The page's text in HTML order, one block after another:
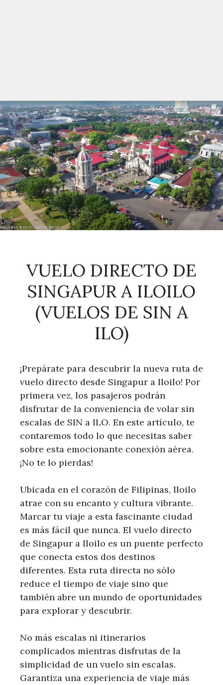
VUELO DIRECTO DE
SINGAPUR A ILOILO
(VUELOS DE SIN A
ILO)
¡Prepárate para descubrir la nueva ruta de
vuelo directo desde Singapur a Iloilo! Por
primera vez, los pasajeros podrán
disfrutar de la conveniencia de volar sin
escalas de SIN a ILO. En este artículo, te
contaremos todo lo que necesitas saber
sobre esta emocionante conexión aérea.
¡No te lo pierdas!
Ubicada en el corazón de Filipinas, Iloilo
atrae con su encanto y cultura vibrante.
Marcar tu viaje a esta fascinante ciudad
es más fácil que nunca. El vuelo directo
de Singapur a Iloilo es un puente perfecto
que conecta estos dos destinos
diferentes. Esta ruta directa no sólo
reduce el tiempo de viaje sino que
también abre un mundo de oportunidades
para explorar y descubrir.
No más escalas ni itinerarios
complicados mientras disfrutas de la
simplicidad de un vuelo sin escalas.
Garantiza una experiencia de viaje más